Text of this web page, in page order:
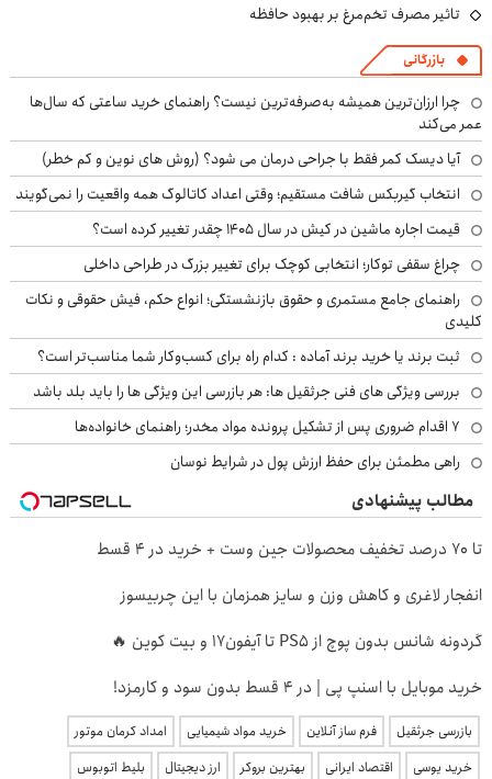
تاثیر مصرف تخم‌مرغ بر بهبود حافظه
بازرگانی
چرا ارزان‌ترین همیشه به‌صرفه‌ترین نیست؟ راهنمای خرید ساعتی که سال‌ها
عمر می‌کند
آیا دیسک کمر فقط با جراحی درمان می شود؟ (روش های نوین و کم خطر)
انتخاب گیربکس شافت مستقیم؛ وقتی اعداد کاتالوگ همه واقعیت را نمی‌گویند
قیمت اجاره ماشین در کیش در سال ۱۴۰۵ چقدر تغییر کرده است؟
چراغ سقفی توکار؛ انتخابی کوچک برای تغییر بزرگ در طراحی داخلی
راهنمای جامع مستمری و حقوق بازنشستگی؛ انواع حکم، فیش حقوقی و نکات
کلیدی
ثبت برند یا خرید برند آماده : کدام راه برای کسب‌وکار شما مناسب‌تر است؟
بررسی ویژگی های فنی جرثقیل ها: هر بازرسی این ویژگی ها را باید بلد باشد
۷ اقدام ضروری پس از تشکیل پرونده مواد مخدر؛ راهنمای خانواده‌ها
راهی مطمئن برای حفظ ارزش پول در شرایط نوسان
مطالب پیشنهادی
تا 70 درصد تخفیف محصولات جین وست + خرید در 4 قسط
انفجار لاغری و کاهش وزن و سایز همزمان با این چربیسوز
گردونه شانس بدون پوچ از PS5 تا آیفون17 و بیت کوین 🔥
خرید موبایل با اسنپ پی | در ۴ قسط بدون سود و کارمزد!
بازرسی جرثقیل فرم ساز آنلاین خرید مواد شیمیایی
امداد کرمان موتور
خرید یوسی
اقتصاد ایرانی بهترین بروکر ارز دیجیتال بلیط اتوبوس